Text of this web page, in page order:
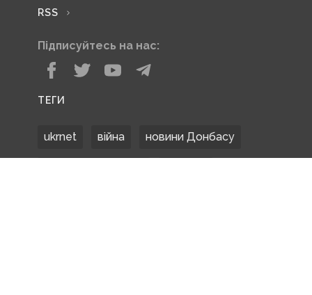
RSS
Підписуйтесь на нас:
ТЕГИ
ukrnet війна новини Донбасу